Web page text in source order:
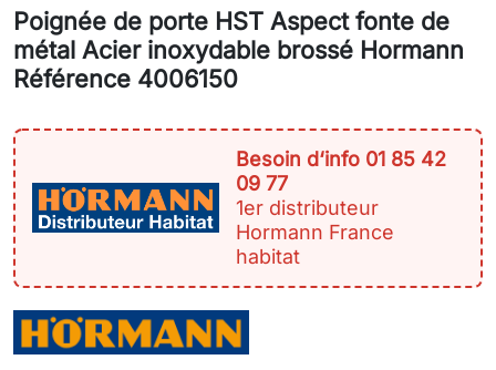
Poignée de porte HST Aspect fonte de
métal Acier inoxydable brossé Hormann
Référence 4006150
Besoin d‘info 01 85 42
09 77
1er distributeur
Hormann France
habitat